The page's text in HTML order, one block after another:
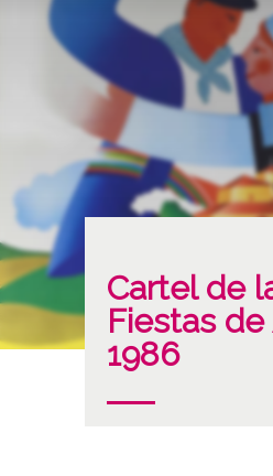
Cartel de
Fiestas
1986